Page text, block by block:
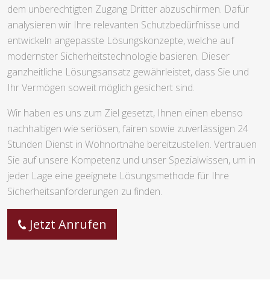
dem unberechtigten Zugang Dritter abzuschirmen. Dafür
analysieren wir Ihre relevanten Schutzbedürfnisse und
entwickeln angepasste Lösungskonzepte, welche auf
modernster Sicherheitstechnologie basieren. Dieser
ganzheitliche Lösungsansatz gewährleistet, dass Sie und
Ihr Vermögen soweit möglich gesichert sind.
Wir haben es uns zum Ziel gesetzt, Ihnen einen ebenso
nachhaltigen wie seriösen, fairen sowie zuverlässigen 24
Stunden Dienst in Wohnortnähe bereitzustellen. Vertrauen
Sie auf unsere Kompetenz und unser Spezialwissen, um in
jeder Lage eine geeignete Lösungsmethode für Ihre
Sicherheitsanforderungen zu finden.
Jetzt Anrufen